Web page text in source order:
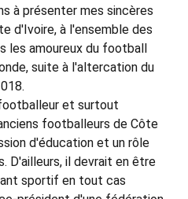
à présenter mes sincères
d'Ivoire, à l'ensemble des
amoureux du football
suite à l'altercation du
et surtout
footballeurs de Côte
d'éducation et un rôle
D'ailleurs, il devrait en être
sportif en tout cas